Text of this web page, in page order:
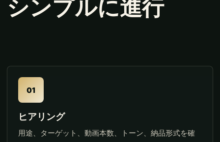
シンプルに進行
01
ヒアリング
用途、ターゲット、動画本数、トーン、納品形式を確